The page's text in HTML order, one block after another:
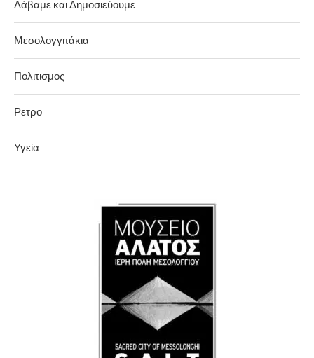
Λάβαμε και Δημοσιεύουμε
Μεσολογγιτάκια
Πολιτισμος
Ρετρο
Υγεία